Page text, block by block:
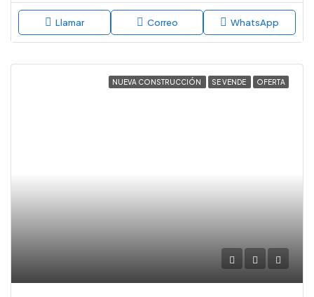
Llamar Correo WhatsApp
NUEVA CONSTRUCCIÓN SE VENDE OFERTA